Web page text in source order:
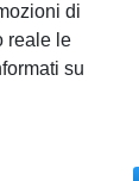
di
reale le
su